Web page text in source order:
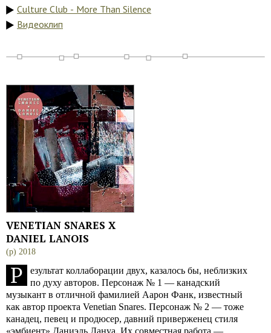
Culture Club - More Than Silence
Видеоклип
VENETIAN SNARES X
DANIEL LANOIS
(p) 2018
Р
езультат коллаборации двух, казалось бы, неблизких
по духу авторов. Персонаж № 1 — канадский
музыкант в отличной фамилией Аарон Фанк, известный
как автор проекта Venetian Snares. Персонаж № 2 — тоже
канадец, певец и продюсер, давний приверженец стиля
«эмбиент» Даниэль Лануа. Их совместная работа —